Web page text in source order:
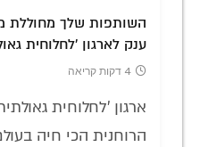
השותפות שלך מחוללת
ענק לארגון 'לחלוחית
4 דקות קריאה
ארגון 'לחלוחית
הרוחנית הכי חיה